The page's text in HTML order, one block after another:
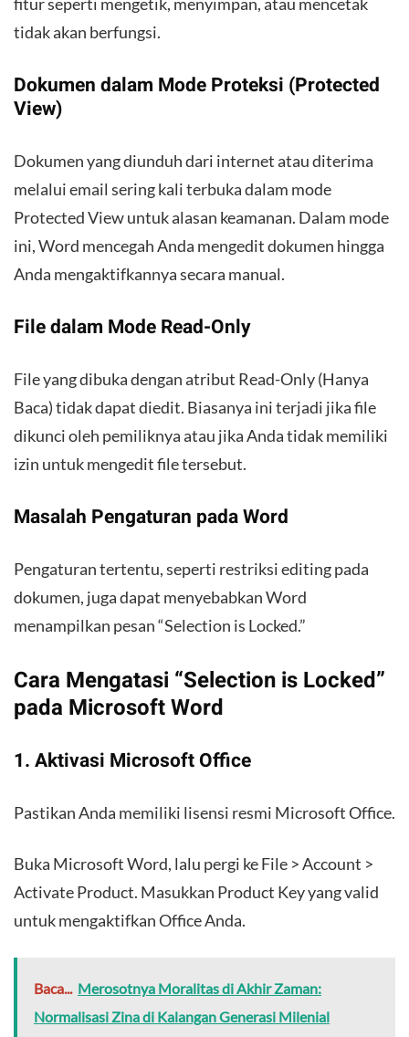
tidak akan berfungsi.
Dokumen dalam Mode Proteksi (Protected
View)
Dokumen yang diunduh dari internet atau diterima
melalui email sering kali terbuka dalam mode
Protected View untuk alasan keamanan. Dalam mode
ini, Word mencegah Anda mengedit dokumen hingga
Anda mengaktifkannya secara manual.
File dalam Mode Read-Only
File yang dibuka dengan atribut Read-Only (Hanya
Baca) tidak dapat diedit. Biasanya ini terjadi jika file
dikunci oleh pemiliknya atau jika Anda tidak memiliki
izin untuk mengedit file tersebut.
Masalah Pengaturan pada Word
Pengaturan tertentu, seperti restriksi editing pada
dokumen, juga dapat menyebabkan Word
menampilkan pesan “Selection is Locked.”
Cara Mengatasi “Selection is Locked”
pada Microsoft Word
1. Aktivasi Microsoft Office
Pastikan Anda memiliki lisensi resmi Microsoft Office.
Buka Microsoft Word, lalu pergi ke File > Account >
Activate Product. Masukkan Product Key yang valid
untuk mengaktifkan Office Anda.
Baca... Merosotnya Moralitas di Akhir Zaman:
Normalisasi Zina di Kalangan Generasi Milenial